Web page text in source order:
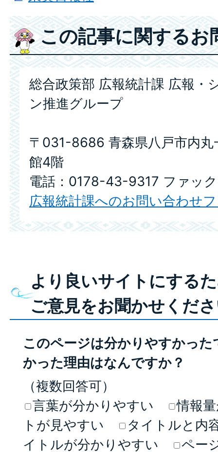
この記事に関するお
総合政策部 広報統計課 広報・
ン推進グループ
〒031-8686 青森県八戸市内丸
館4階
電話：0178-43-9317 ファッ
広報統計課へのお問い合わせ
より良いサイトにする
ご意見をお聞かせくだ
このページは分かりやすかっ
かった理由はなんですか？
（複数回答可）
言葉が分かりやすい
情報
トが見やすい
タイトルと内
イトルが分かりやすい
ペー